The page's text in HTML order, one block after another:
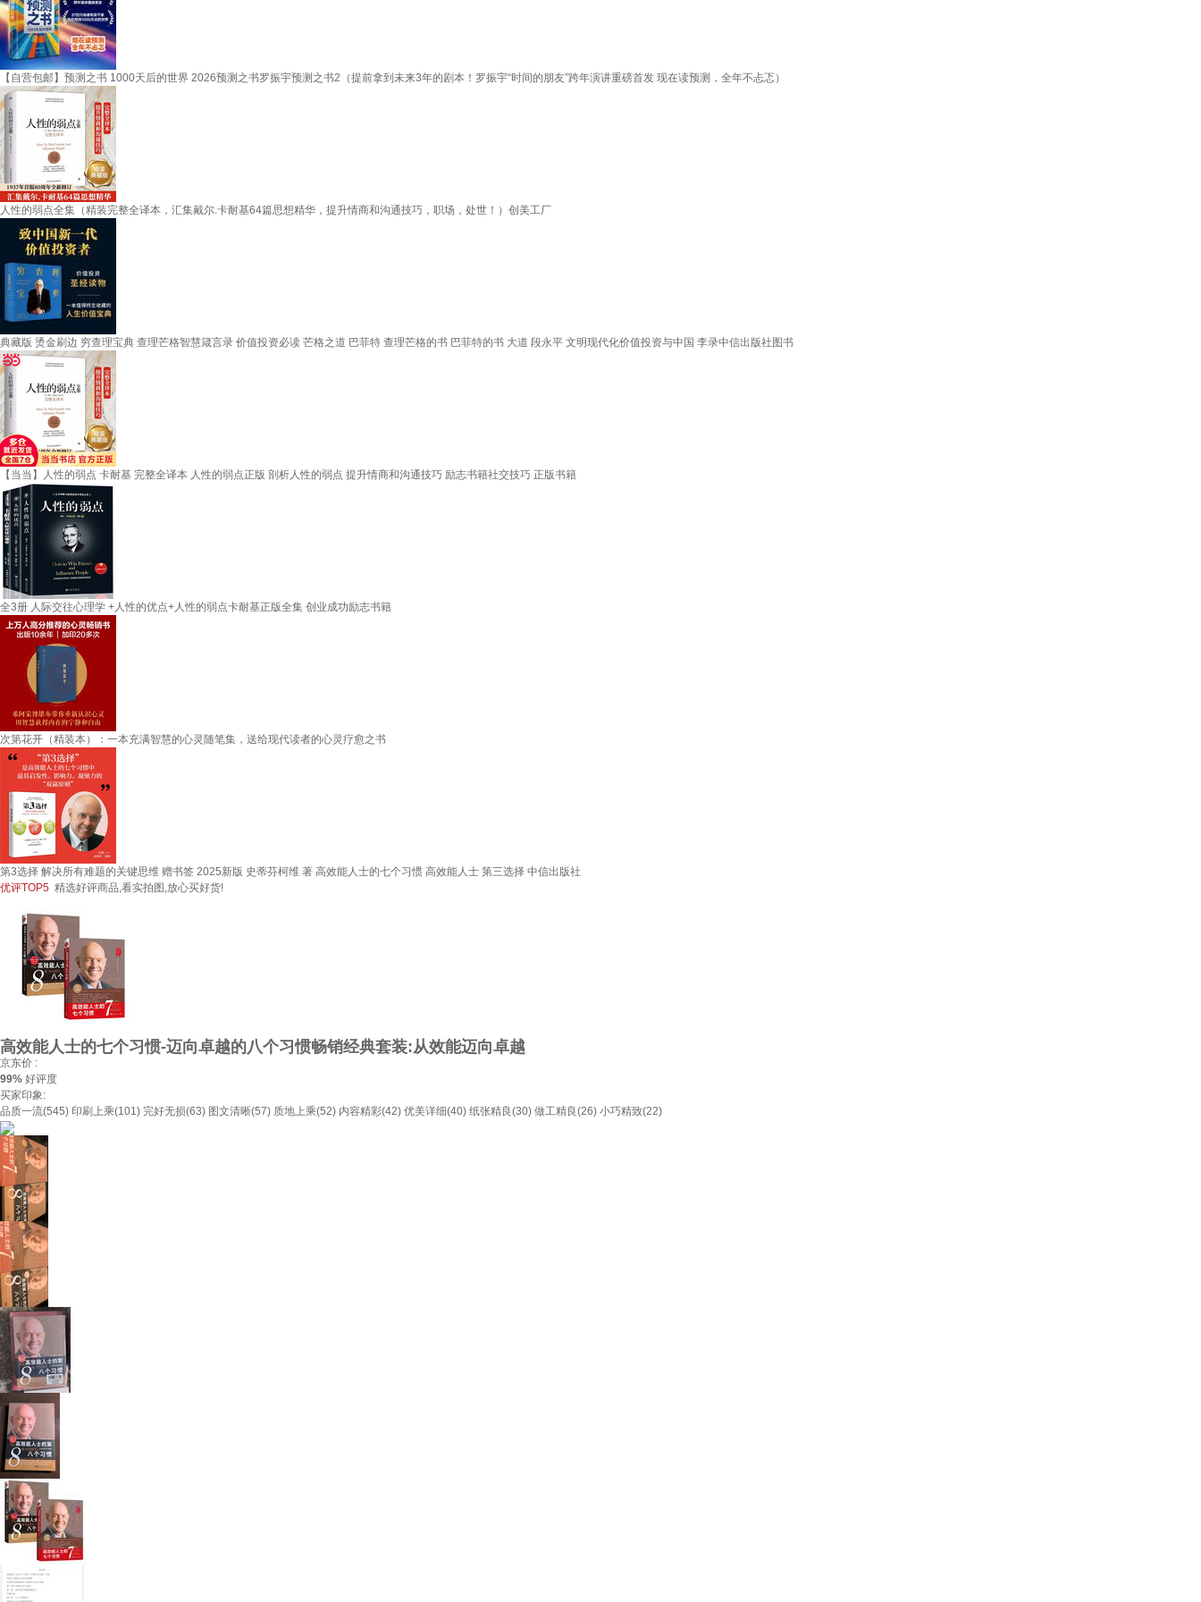
【自营包邮】预测之书 1000天后的世界 2026预测之书罗振宇预测之书2（提前拿到未来3年的剧本！罗振宇“时间的朋友”跨年演讲重磅首发 现在读预测，全年不忐忑）
人性的弱点全集（精装完整全译本，汇集戴尔.卡耐基64篇思想精华，提升情商和沟通技巧，职场，处世！）创美工厂
典藏版 烫金刷边 穷查理宝典 查理芒格智慧箴言录 价值投资必读 芒格之道 巴菲特 查理芒格的书 巴菲特的书 大道 段永平 文明现代化价值投资与中国 李录中信出版社图书
【当当】人性的弱点 卡耐基 完整全译本 人性的弱点正版 剖析人性的弱点 提升情商和沟通技巧 励志书籍社交技巧 正版书籍
全3册 人际交往心理学 +人性的优点+人性的弱点卡耐基正版全集 创业成功励志书籍
次第花开（精装本）：一本充满智慧的心灵随笔集，送给现代读者的心灵疗愈之书
第3选择 解决所有难题的关键思维 赠书签 2025新版 史蒂芬柯维 著 高效能人士的七个习惯 高效能人士 第三选择 中信出版社
优评TOP5 精选好评商品,看实拍图,放心买好货!
高效能人士的七个习惯-迈向卓越的八个习惯畅销经典套装:从效能迈向卓越
京东价 :
99% 好评度
买家印象:
品质一流(545) 印刷上乘(101) 完好无损(63) 图文清晰(57) 质地上乘(52) 内容精彩(42) 优美详细(40) 纸张精良(30) 做工精良(26) 小巧精致(22)